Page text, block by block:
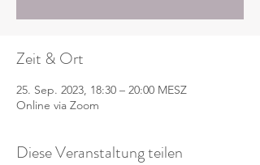
Zeit & Ort
25. Sep. 2023, 18:30 – 20:00 MESZ
Online via Zoom
Diese Veranstaltung teilen